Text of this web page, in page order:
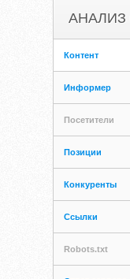
АНАЛИЗ
Контент
Информер
Посетители
Позиции
Конкуренты
Ссылки
Robots.txt